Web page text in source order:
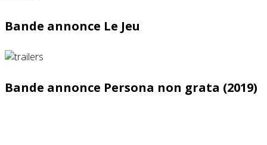
Bande annonce Le Jeu
Bande annonce Persona non grata (2019)